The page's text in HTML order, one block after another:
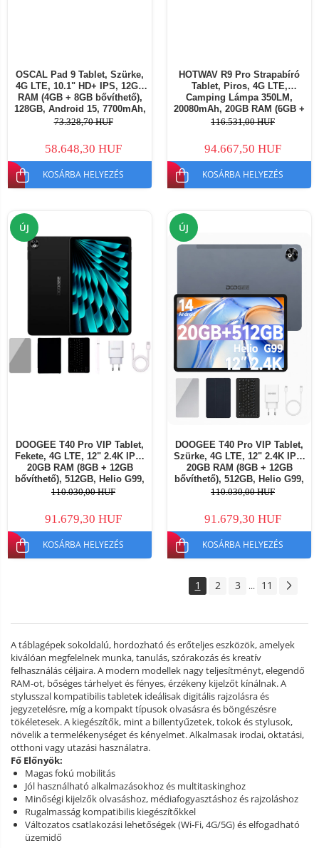
OSCAL Pad 9 Tablet, Szürke,
4G LTE, 10.1" HD+ IPS, 12GB
RAM (4GB + 8GB bővíthető),
128GB, Android 15, 7700mAh,
Dual SIM
73.328,70 HUF
58.648,30 HUF
KOSÁRBA HELYEZÉS
HOTWAV R9 Pro Strapabíró
Tablet, Piros, 4G LTE,
Camping Lámpa 350LM,
20080mAh, 20GB RAM (6GB +
14GB bővíthető), 256GB, 11"
Android 14, Dual SIM
116.531,00 HUF
94.667,50 HUF
KOSÁRBA HELYEZÉS
ÚJ
DOOGEE T40 Pro VIP Tablet,
Fekete, 4G LTE, 12" 2.4K IPS,
20GB RAM (8GB + 12GB
bővíthető), 512GB, Helio G99,
10800mAh, 33W, Android 14,
110.030,00 HUF
91.679,30 HUF
KOSÁRBA HELYEZÉS
ÚJ
DOOGEE T40 Pro VIP Tablet,
Szürke, 4G LTE, 12" 2.4K IPS,
20GB RAM (8GB + 12GB
bővíthető), 512GB, Helio G99,
10800mAh, 33W, Android 14,
110.030,00 HUF
91.679,30 HUF
KOSÁRBA HELYEZÉS
1 2 3 ... 11
A táblagépek sokoldalú, hordozható és erőteljes eszközök, amelyek
kiválóan megfelelnek munka, tanulás, szórakozás és kreatív
felhasználás céljaira. A modern modellek nagy teljesítményt, elegendő
RAM-ot, bőséges tárhelyet és fényes, érzékeny kijelzőt kínálnak. A
stylusszal kompatibilis tabletek ideálisak digitális rajzolásra és
jegyzetelésre, míg a kompakt típusok olvasásra és böngészésre
tökéletesek. A kiegészítők, mint a billentyűzetek, tokok és stylusok,
növelik a termelékenységet és kényelmet. Alkalmasak irodai, oktatási,
otthoni vagy utazási használatra.
Fő Előnyök:
Magas fokú mobilitás
Jól használható alkalmazásokhoz és multitaskinghoz
Minőségi kijelzők olvasáshoz, médiafogyasztáshoz és rajzoláshoz
Rugalmasság kompatibilis kiegészítőkkel
Változatos csatlakozási lehetőségek (Wi‑Fi, 4G/5G) és elfogadható
üzemidő